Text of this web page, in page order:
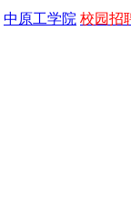
中原工学院 校园招